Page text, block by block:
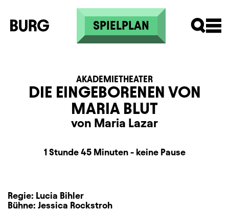
Skip to main content
SPIELPLAN
DIE EINGEBORENEN VON
MARIA BLUT
AKADEMIETHEATER
von Maria Lazar
BeschreibungInformation
Dauer und Pausen
1 Stunde 45 Minuten - keine Pause
Regie: Lucia Bihler
Bühne: Jessica Rockstroh